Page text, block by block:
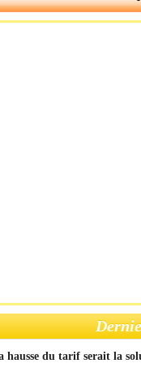
hausse du tarif serait la